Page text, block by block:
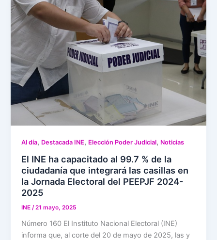
Al día, Destacada INE, Elección Poder Judicial, Noticias
El INE ha capacitado al 99.7 % de la
ciudadanía que integrará las casillas en
la Jornada Electoral del PEEPJF 2024-
2025
INE /21 mayo, 2025
Número 160 El Instituto Nacional Electoral (INE)
informa que, al corte del 20 de mayo de 2025, las y